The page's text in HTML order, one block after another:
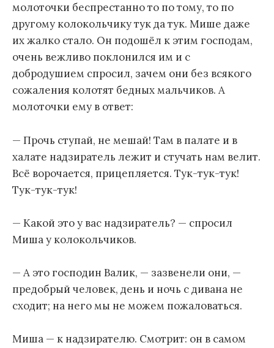
молоточки беспрестанно то по тому, то по
другому колокольчику тук да тук. Мише даже
их жалко стало. Он подошёл к этим господам,
очень вежливо поклонился им и с
добродушием спросил, зачем они без всякого
сожаления колотят бедных мальчиков. А
молоточки ему в ответ:
— Прочь ступай, не мешай! Там в палате и в
халате надзиратель лежит и стучать нам велит.
Всё ворочается, прицепляется. Тук-тук-тук!
Тук-тук-тук!
— Какой это у вас надзиратель? — спросил
Миша у колокольчиков.
— А это господин Валик, — зазвенели они, —
предобрый человек, день и ночь с дивана не
сходит; на него мы не можем пожаловаться.
Миша — к надзирателю. Смотрит: он в самом